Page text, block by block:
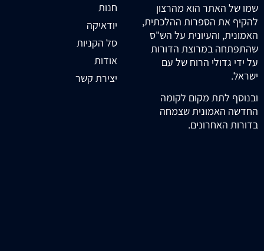
שמו של האתר הוא מהרצון
להקיף את הספרות ההלכתית,
האמונית, והעיונית על הש"ס
שהתפתחה במרוצת הדורות
על ידי גדולי הרוח של עם
ישראל.
ובנוסף לתת מקום לקומה
החדשה האמונית שצמחה
בדורות האחרונים.
חנות
יודאיקה
סל הקניות
אודות
יצירת קשר